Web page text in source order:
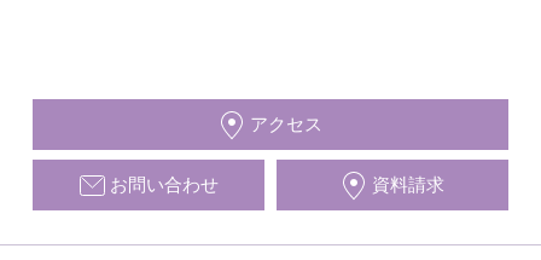
アクセス
お問い合わせ 資料請求